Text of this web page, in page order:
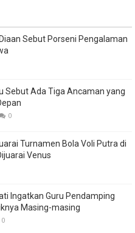
Sebut Porseni Pengalaman
Sebut Ada Tiga Ancaman yang
0
Turnamen Bola Voli Putra di
Venus
Ingatkan Guru Pendamping
Masing-masing
0